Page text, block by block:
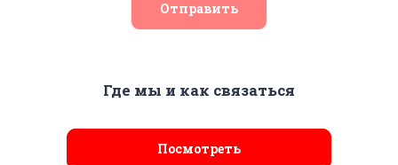
Отправить
Где мы и как связаться
Посмотреть